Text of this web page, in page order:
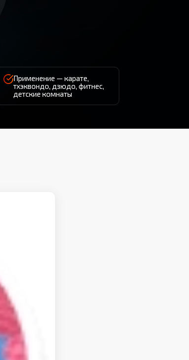
Применение — карате,
тхэквондо, дзюдо, фитнес,
детские комнаты